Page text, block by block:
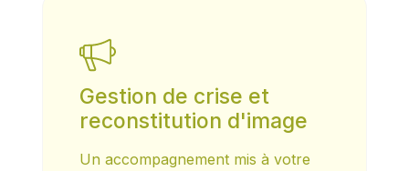
Gestion de crise et
reconstitution d'image
Un accompagnement mis à votre